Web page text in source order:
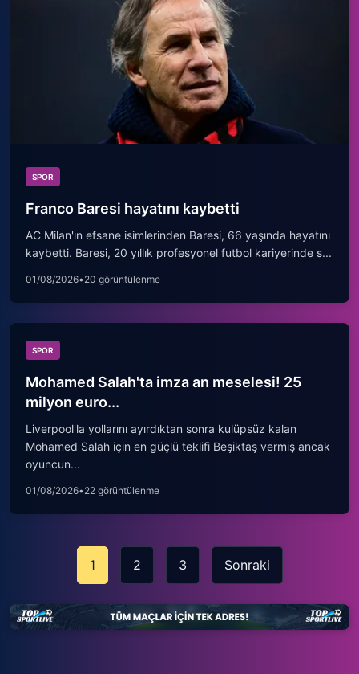
SPOR
Franco Baresi hayatını kaybetti
AC Milan'ın efsane isimlerinden Baresi, 66 yaşında hayatını
kaybetti. Baresi, 20 yıllık profesyonel futbol kariyerinde s...
01/08/2026•20 görüntülenme
SPOR
Mohamed Salah'ta imza an meselesi! 25
milyon euro...
Liverpool'la yollarını ayırdıktan sonra kulüpsüz kalan
Mohamed Salah için en güçlü teklifi Beşiktaş vermiş ancak
oyuncun...
01/08/2026•22 görüntülenme
1 2 3 Sonraki